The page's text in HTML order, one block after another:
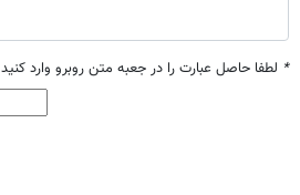
* لطفا حاصل عبارت را در جعبه متن روبرو وارد کنید